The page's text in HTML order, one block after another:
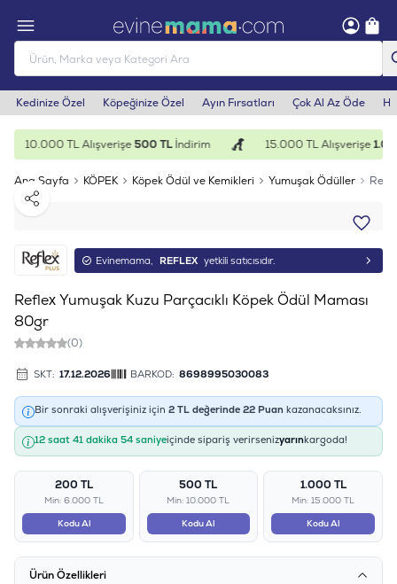
Kedinize Özel Köpeğinize Özel Ayın Fırsatları Çok Al Az Öde
10.000 TL Alışverişe500 TLİndirim 15.000 TL Alışverişe
Ana Sayfa KÖPEK Köpek Ödül ve Kemikleri Yumuşak Ödüller
Paylaş
Evinemama, REFLEX yetkili satıcısıdır.
Reflex Yumuşak Kuzu Parçacıklı Köpek Ödül Maması
80gr
(0)
SKT: 17.12.2026 BARKOD: 8698995030083
Bir sonraki alışverişiniz için 2 TL değerinde 22 Puan kazanacaksınız.
12 saat 41 dakika 54 saniyeiçinde sipariş verirsenizyarınkargoda!
200 TL
Min: 6.000 TL
Kodu Al
500 TL
Min: 10.000 TL
Kodu Al
1.000 TL
Min: 15.000 TL
Kodu Al
Ürün Özellikleri